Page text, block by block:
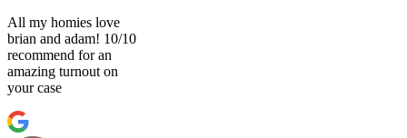
All my homies love
brian and adam! 10/10
recommend for an
amazing turnout on
your case